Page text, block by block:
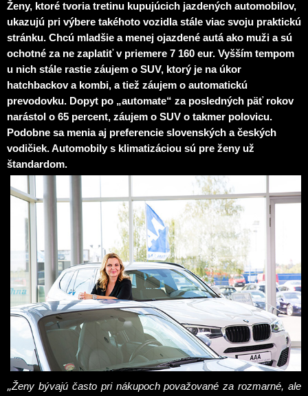
Ženy, ktoré tvoria tretinu kupujúcich jazdených automobilov,
ukazujú pri výbere takéhoto vozidla stále viac svoju praktickú
stránku. Chcú mladšie a menej ojazdené autá ako muži a sú
ochotné za ne zaplatiť v priemere 7 160 eur. Vyšším tempom
u nich stále rastie záujem o SUV, ktorý je na úkor
hatchbackov a kombi, a tiež záujem o automatickú
prevodovku. Dopyt po „automate“ za posledných päť rokov
narástol o 65 percent, záujem o SUV o takmer polovicu.
Podobne sa menia aj preferencie slovenských a českých
vodičiek. Automobily s klimatizáciou sú pre ženy už
štandardom.
„Ženy bývajú často pri nákupoch považované za rozmarné, ale